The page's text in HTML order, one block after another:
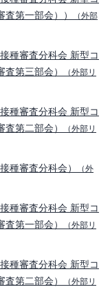
第一部会））
（外部
種審査分科会 新型コ
第三部会）
（外部リ
種審査分科会 新型コ
第二部会）
（外部リ
種審査分科会）
（外
種審査分科会 新型コ
第一部会）
（外部リ
種審査分科会 新型コ
第二部会）
（外部リ